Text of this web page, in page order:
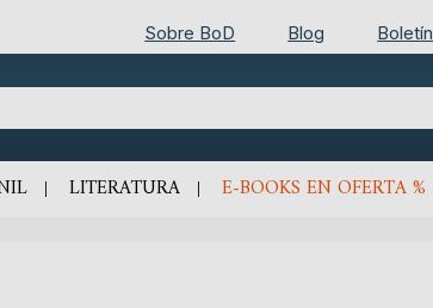
Sobre BoD Blog Boletín
LITERATURA E-BOOKS EN OFERTA %